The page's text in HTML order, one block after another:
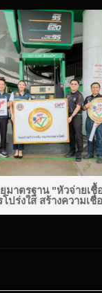
มาตรฐาน "หัวจ่ายเชื้
ปร่งใส สร้างความเ